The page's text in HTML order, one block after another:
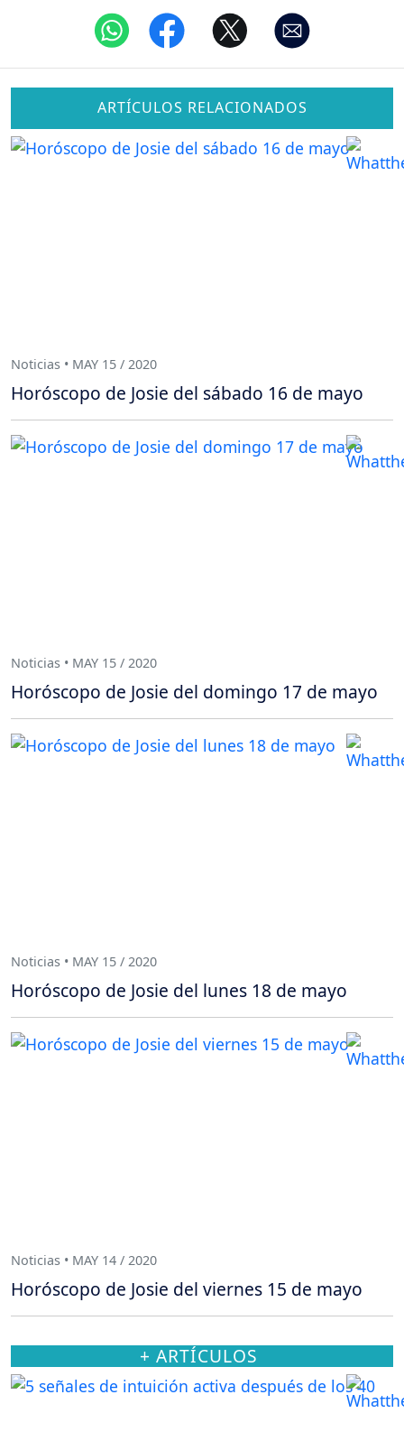
ARTÍCULOS RELACIONADOS
Noticias • MAY 15 / 2020
Horóscopo de Josie del sábado 16 de mayo
Noticias • MAY 15 / 2020
Horóscopo de Josie del domingo 17 de mayo
Noticias • MAY 15 / 2020
Horóscopo de Josie del lunes 18 de mayo
Noticias • MAY 14 / 2020
Horóscopo de Josie del viernes 15 de mayo
+ ARTÍCULOS